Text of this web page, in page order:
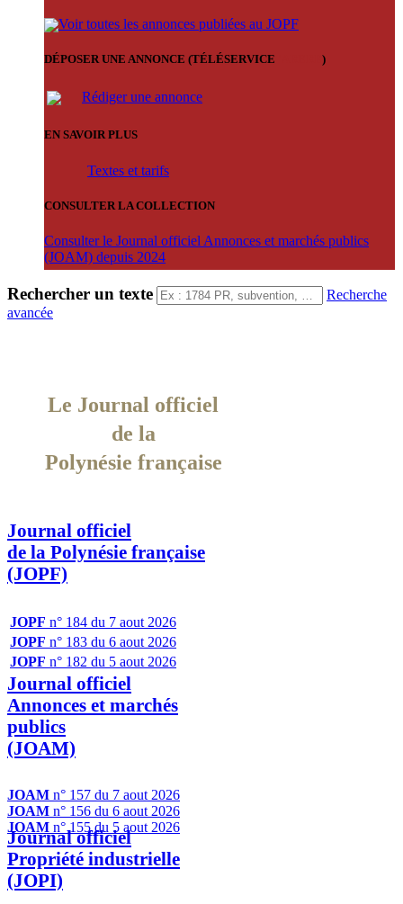
Voir toutes les annonces publiées au JOPF
DÉPOSER UNE ANNONCE (TÉLÉSERVICE )
Rédiger une annonce
EN SAVOIR PLUS
Textes et tarifs
CONSULTER LA COLLECTION
Consulter le Journal officiel Annonces et marchés publics
(JOAM) depuis 2024
Rechercher un texte
Recherche
avancée
Le Journal officiel
de la
Polynésie française
Journal officiel
de la Polynésie française
(JOPF)
JOPF n° 184 du 7 aout 2026
JOPF n° 183 du 6 aout 2026
JOPF n° 182 du 5 aout 2026
Journal officiel
Annonces et marchés
publics
(JOAM)
JOAM n° 157 du 7 aout 2026
JOAM n° 156 du 6 aout 2026
JOAM n° 155 du 5 aout 2026
Journal officiel
Propriété industrielle
(JOPI)